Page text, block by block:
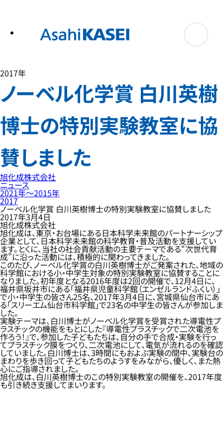
2017年
ノーベル化学賞 白川英樹
博士の特別実験教室に協
賛しました
旭化成株式会社
ニュース
2021年〜2015年
2017
ノーベル化学賞 白川英樹博士の特別実験教室に協賛しました
2017年3月4日
旭化成株式会社
旭化成は、東京・お台場にある日本科学未来館のパートナーシップ
企業として、日本科学未来館の科学教育・普及活動を支援してい
ます。とくに、当社の社会貢献活動の主要テーマである“次世代育
成”に沿った活動には、積極的に関わってきました。
このたび、ノーベル化学賞の白川英樹博士がご発案された、地域の
科学館における小・中学生対象の特別実験教室に協賛することに
なりました。初年度となる2016年度は2回の開催で、12月4日に、
福井県坂井市にある「福井県児童科学館（エンゼルランドふくい）」
で小・中学生の皆さん25名、2017年3月4日に、宮城県仙台市にあ
る「スリーエム仙台市科学館」で23名の中学生の皆さんが参加しま
した。
実験テーマは、白川博士がノーベル化学賞を受賞された導電性プ
ラスチックの機能をもとにした『導電性プラスチックで二次電池を
作ろう！』で、参加した子どもたちは、自分の手で合成・実験を行っ
てプラスチック膜をつくり、二次電池にして、電気が流れるのを確認
していました。白川博士は、3時間にもおよぶ実験の間中、実験台の
まわりを歩き回って子どもたちのようすをみながら、優しく、また熱
心にご指導されました。
旭化成は、白川英樹博士のこの特別実験教室の開催を、2017年度
も引き続き支援してまいります。